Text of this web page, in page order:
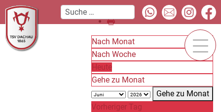
Nach Monat
Nach Woche
Heute
Gehe zu Monat
Gehe zu Monat
Vorheriger Tag